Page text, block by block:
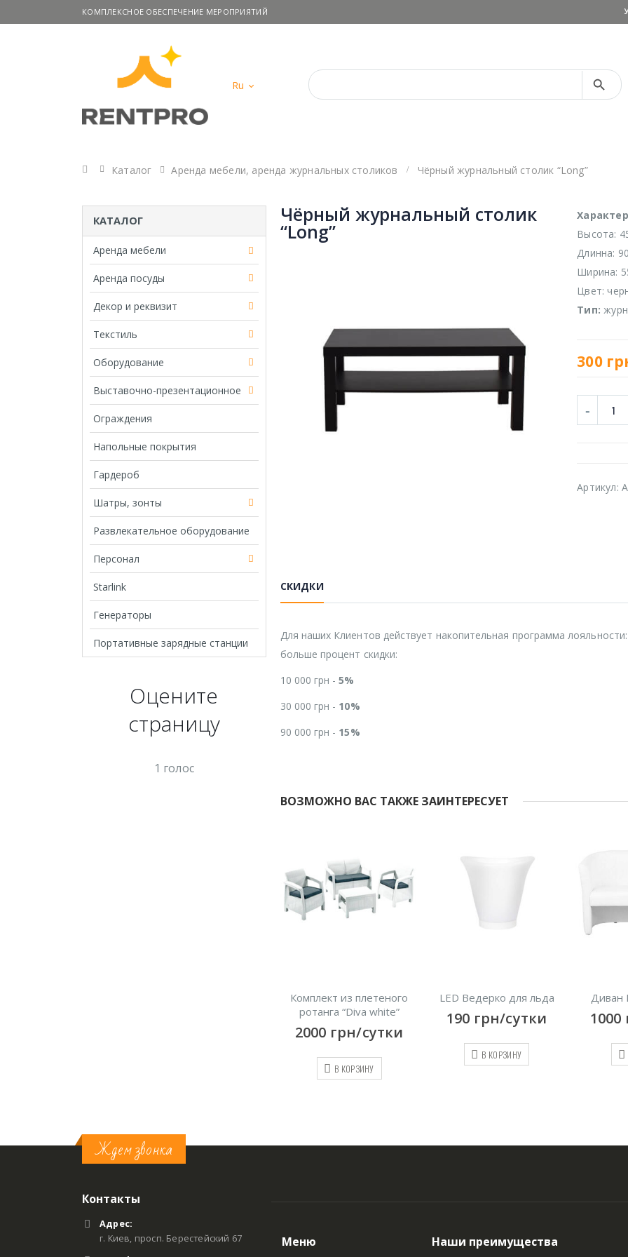
КОМПЛЕКСНОЕ ОБЕСПЕЧЕНИЕ МЕРОПРИЯТИЙ
Ru
Search Button
Главная
Каталог Аренда мебели, аренда журнальных столиков
Чёрный журнальный столик “Long”
Чёрный журнальный столик
“Long”
Высота:
Длинна:
Ширина:
Цвет:
Тип:
300
Артикул:
СКИДКИ
Для наших Клиентов действует накопительная программа
больше процент скидки:
10 000 грн -5%
30 000 грн - 10%
90 000 грн - 15%
ВОЗМОЖНО ВАС ТАКЖЕ ЗАИНТЕРЕСУЕТ
Комплект из плетеного
ротанга “Diva white”
2000 грн/сутки
В КОРЗИНУ
LED Ведерко для льда
190 грн/сутки
В КОРЗИНУ
Диван
1000
КАТАЛОГ
Аренда мебели
Аренда посуды
Декор и реквизит
Текстиль
Оборудование
Выставочно-презентационное
Ограждения
Напольные покрытия
Гардероб
Шатры, зонты
Развлекательное оборудование
Персонал
Starlink
Генераторы
Портативные зарядные станции
Оцените
страницу
1 голос
Ждем звонка
Контакты
Адрес:
г. Киев, просп. Берестейский 67
Меню Наши преимущества